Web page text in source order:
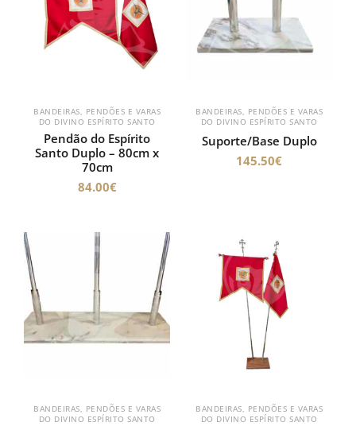
BANDEIRAS, PENDÕES E VARAS
DO DIVINO ESPÍRITO SANTO
Pendão do Espírito
Santo Duplo – 80cm x
70cm
84.00€
BANDEIRAS, PENDÕES E VARAS
DO DIVINO ESPÍRITO SANTO
Suporte/Base Duplo
145.50€
BANDEIRAS, PENDÕES E VARAS
DO DIVINO ESPÍRITO SANTO
BANDEIRAS, PENDÕES E VARAS
DO DIVINO ESPÍRITO SANTO